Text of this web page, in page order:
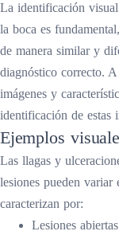
La identificación visual
la boca es
de manera similar y
diagnóstico correcto.
imágenes y
identificación de estas
Ejemplos
Las llagas y
lesiones pueden variar
caracterizan por:
Lesiones